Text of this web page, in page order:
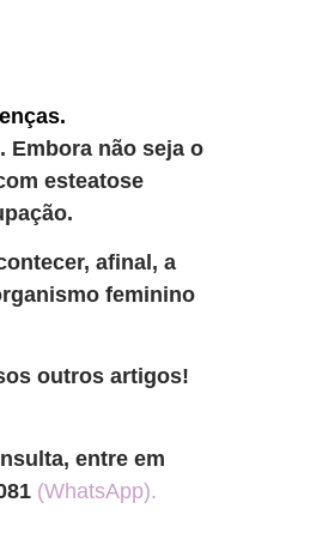
Embora não seja o
esteatose
afinal, a
feminino
outros artigos!
entre em
(WhatsApp).